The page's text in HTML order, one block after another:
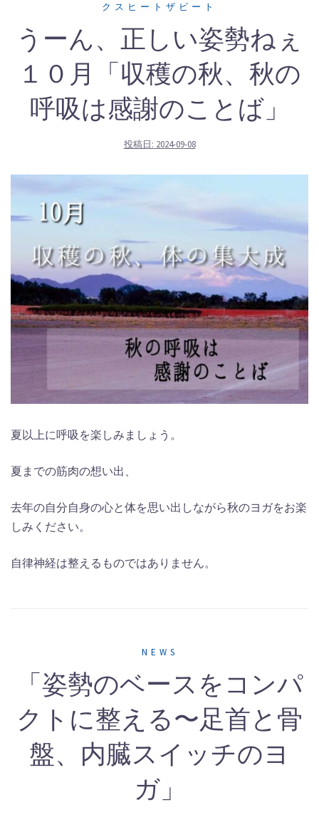
クスヒートザビート
うーん、正しい姿勢ねぇ
１０月「収穫の秋、秋の
呼吸は感謝のことば」
投稿日: 2024-09-08
夏以上に呼吸を楽しみましょう。
夏までの筋肉の想い出、
去年の自分自身の心と体を思い出しながら秋のヨガをお楽
しみください。
自律神経は整えるものではありません。
NEWS
「姿勢のベースをコンパ
クトに整える〜足首と骨
盤、内臓スイッチのヨ
ガ」